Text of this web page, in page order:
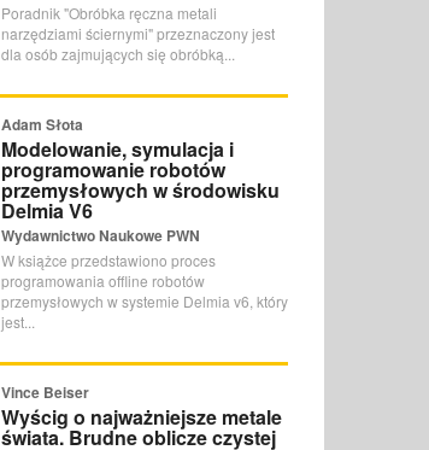
Poradnik "Obróbka ręczna metali
narzędziami ściernymi" przeznaczony jest
dla osób zajmujących się obróbką...
Adam Słota
Modelowanie, symulacja i
programowanie robotów
przemysłowych w środowisku
Delmia V6
Wydawnictwo Naukowe PWN
W książce przedstawiono proces
programowania offline robotów
przemysłowych w systemie Delmia v6, który
jest...
Vince Beiser
Wyścig o najważniejsze metale
świata. Brudne oblicze czystej